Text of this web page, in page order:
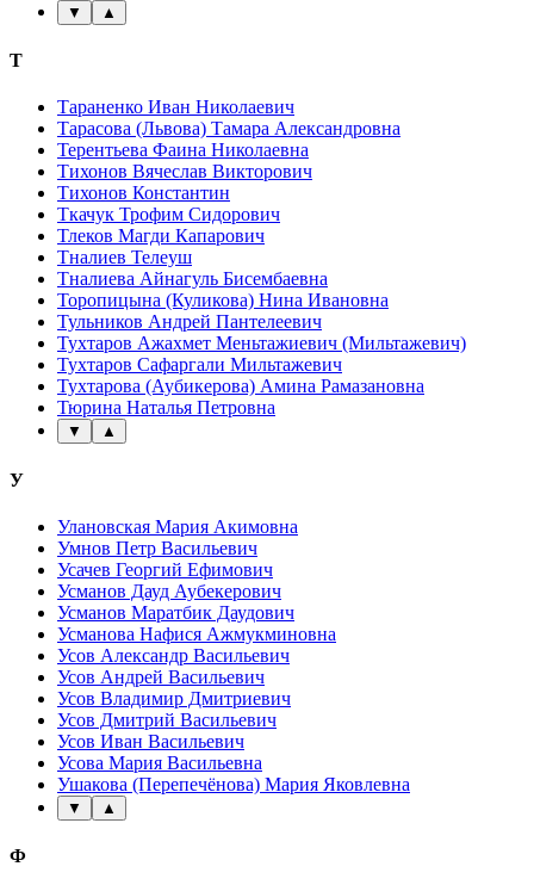
▼ ▲
Т
Тараненко Иван Николаевич
Тарасова (Львова) Тамара Александровна
Терентьева Фаина Николаевна
Тихонов Вячеслав Викторович
Тихонов Константин
Ткачук Трофим Сидорович
Тлеков Магди Капарович
Тналиев Телеуш
Тналиева Айнагуль Бисембаевна
Торопицына (Куликова) Нина Ивановна
Тульников Андрей Пантелеевич
Тухтаров Ажахмет Меньтажиевич (Мильтажевич)
Тухтаров Сафаргали Мильтажевич
Тухтарова (Аубикерова) Амина Рамазановна
Тюрина Наталья Петровна
▼ ▲
У
Улановская Мария Акимовна
Умнов Петр Васильевич
Усачев Георгий Ефимович
Усманов Дауд Аубекерович
Усманов Маратбик Даудович
Усманова Нафися Ажмукминовна
Усов Александр Васильевич
Усов Андрей Васильевич
Усов Владимир Дмитриевич
Усов Дмитрий Васильевич
Усов Иван Васильевич
Усова Мария Васильевна
Ушакова (Перепечёнова) Мария Яковлевна
▼ ▲
Ф